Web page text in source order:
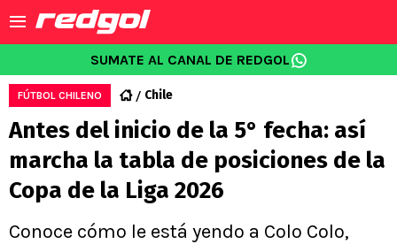
SUMATE AL CANAL DE REDGOL
FÚTBOL CHILENO Chile
Antes del inicio de la 5° fecha: así
marcha la tabla de posiciones de la
Copa de la Liga 2026
Conoce cómo le está yendo a Colo Colo,